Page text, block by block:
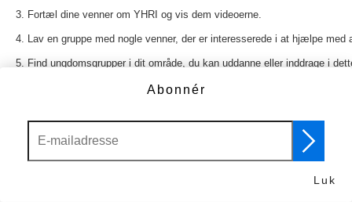
3. Fortæl dine venner om YHRI og vis dem videoerne.
4. Lav en gruppe med nogle venner, der er interesserede i at hjælpe med
5. Find ungdomsgrupper i dit område, du kan uddanne eller inddrage i
6. Lav møder med ungdomsgrupperne, vis dem YHRI-videoerne og del
er muligt en video af dig og din gruppe, når I underviser de unge efter
Abonnér
Luk